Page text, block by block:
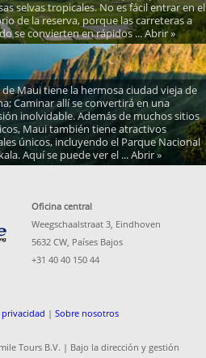
selvas tropicales. No es fácil entrar en el
de la reserva, porque las carreteras a
se convierten en rápidos ... Abrir »
de Maui tiene la hermosa ciudad vieja de
Caminar allí se convertirá en una
inolvidable. Además de muchos sitios
Maui también tiene atractivos
únicos, incluyendo el Parque Nacional
Aquí se puede ver el ... Abrir »
Oficina central
Weegschaalstraat 3, Eindhoven
5632 CW, Países Bajos
+31 40 40 150 44
| Sobre nosotros
Tours B.V. | Bajo la dirección y gestión